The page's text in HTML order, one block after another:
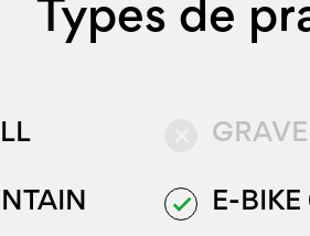
Types de
done E-